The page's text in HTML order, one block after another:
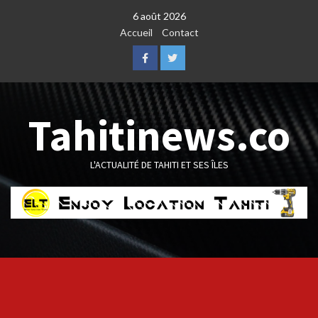
6 août 2026
Accueil
Contact
FacebookTwitter
Tahitinews.co
L'ACTUALITÉ DE TAHITI ET SES ÎLES